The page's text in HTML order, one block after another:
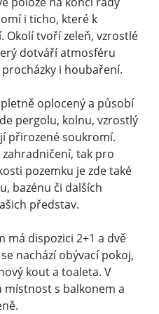
i ticho, které k
tvoří zeleň, vzrostlé
dotváří atmosféru
i houbaření.
oplocený a působí
pergolu, kolnu, vzrostlý
přirozené soukromí.
tak pro
pozemku je zde také
bazénu či dalších
představ.
má dispozici 2+1 a dvě
nachází obývací pokoj,
kout a toaleta. V
s balkonem a